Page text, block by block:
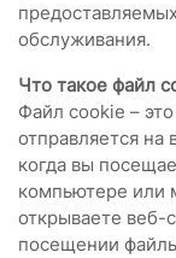
обслуживания.
Что такое файл
Файл cookie –
отправляется
когда вы
компьютере или
открываете
посещении